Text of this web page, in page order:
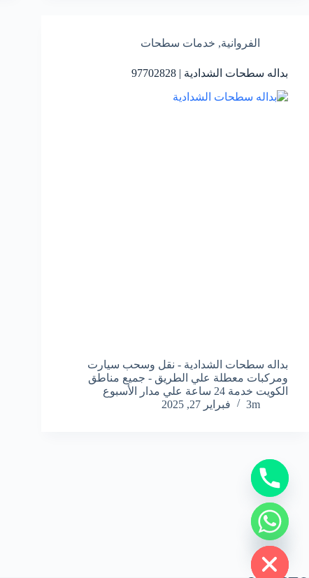
الفروانية, خدمات سطحات
بداله سطحات الشدادية | 97702828
بداله سطحات الشدادية - نقل وسحب سيارت
ومركبات معطلة علي الطريق - جميع مناطق
الكويت خدمة 24 ساعة علي مدار الأسبوع
3m
فبراير 27, 2025
H
i
d
e
c
a